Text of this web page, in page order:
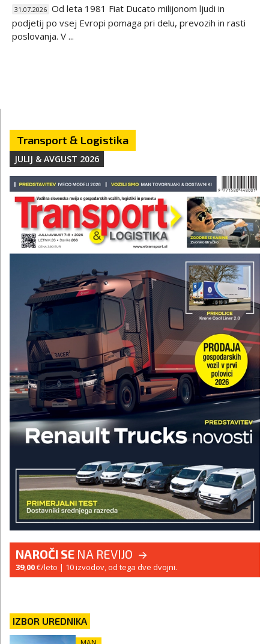
31.07.2026 Od leta 1981 Fiat Ducato milijonom ljudi in
podjetij po vsej Evropi pomaga pri delu, prevozih in rasti
poslovanja. V ...
Transport & Logistika
JULIJ & AVGUST 2026
NAROČI SE NA REVIJO
39,00€/leto | 10 izvodov, od tega dve dvojni.
IZBOR UREDNIKA